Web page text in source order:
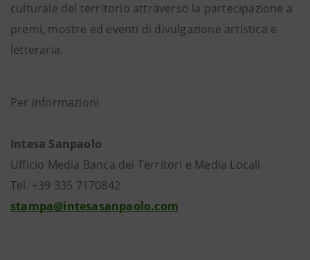
culturale del territorio attraverso la partecipazione a
premi, mostre ed eventi di divulgazione artistica e
letteraria.
Per informazioni
Intesa Sanpaolo
Ufficio Media Banca dei Territori e Media Locali
Tel. +39 335 7170842
stampa@intesasanpaolo.com